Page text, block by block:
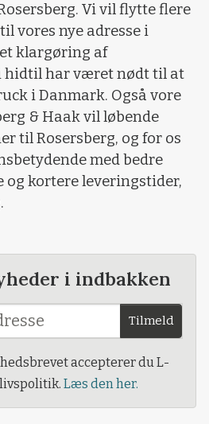
Vi vil flytte flere
vores nye adresse i
klargøring af
hidtil har været nødt til at
i Danmark. Også vore
& Haak vil løbende
til Rosersberg, og for os
med bedre
og kortere leveringstider,
i indbakken
Tilmeld
accepterer du L-
Læs den her.